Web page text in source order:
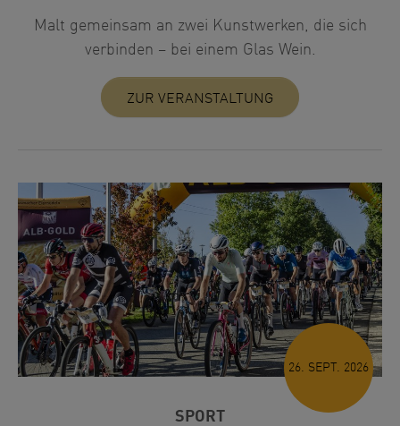
Malt gemeinsam an zwei Kunstwerken, die sich
verbinden – bei einem Glas Wein.
ZUR VERANSTALTUNG
26. SEPT. 2026
SPORT